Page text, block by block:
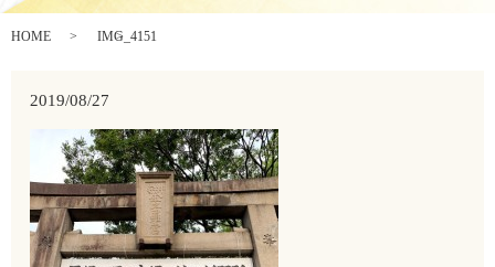
HOME IMG_4151
2019/08/27